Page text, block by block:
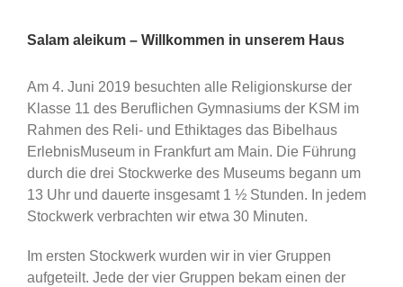
Salam aleikum – Willkommen in unserem Haus
Am 4. Juni 2019 besuchten alle Religionskurse der
Klasse 11 des Beruflichen Gymnasiums der KSM im
Rahmen des Reli- und Ethiktages das Bibelhaus
ErlebnisMuseum in Frankfurt am Main. Die Führung
durch die drei Stockwerke des Museums begann um
13 Uhr und dauerte insgesamt 1 ½ Stunden. In jedem
Stockwerk verbrachten wir etwa 30 Minuten.
Im ersten Stockwerk wurden wir in vier Gruppen
aufgeteilt. Jede der vier Gruppen bekam einen der